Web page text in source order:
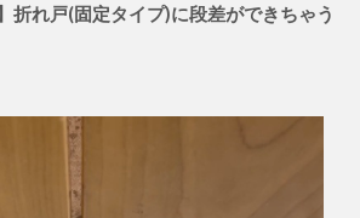
折れ戸(固定タイプ)に段差ができちゃう